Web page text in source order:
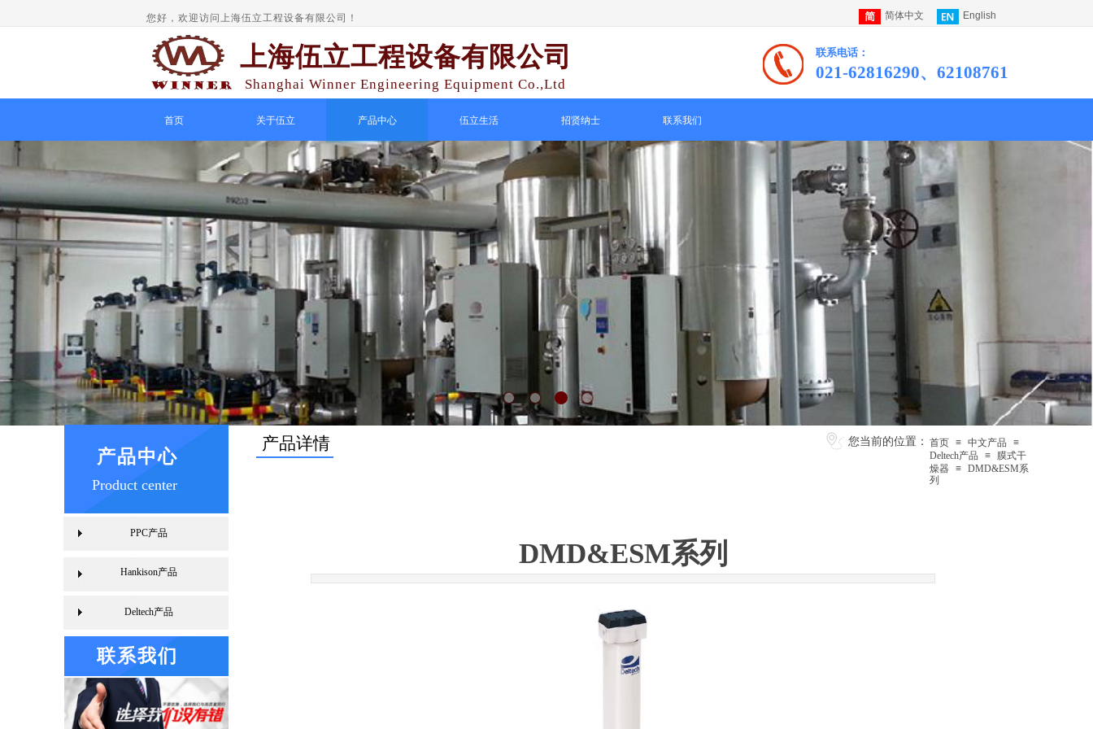
您好，欢迎访问上海伍立工程设备有限公司！ 简体中文 English
Shanghai Winner Engineering Equipment Co.,Ltd
上海伍立工程设备有限公司 联系电话：
021-62816290、62108761
首页 关于伍立 产品中心 伍立生活 招贤纳士 联系我们
产品详情 您当前的位置： 首页 ≡ 中文产品
≡
Deltech产品
≡
膜式干
燥器 ≡ DMD&ESM系
列
产品中心
Product center
PPC产品
Hankison产品
Deltech产品
DMD&ESM系列
联系我们